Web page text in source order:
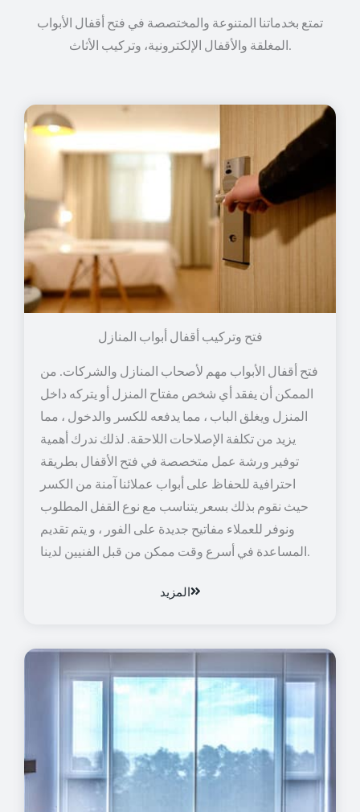
تمتع بخدماتنا المتنوعة والمختصصة في فتح أقفال الأبواب
فتح وتركيب أقفال أبواب المنازل
فتح أقفال الأبواب مهم لأصحاب المنازل والشركات. من
الممكن أن يفقد أي شخص مفتاح المنزل أو يتركه داخل
المنزل ويغلق الباب ، مما يدفعه للكسر والدخول ، مما
يزيد من تكلفة الإصلاحات اللاحقة. لذلك ندرك أهمية
توفير ورشة عمل متخصصة في فتح الأقفال بطريقة
احترافية للحفاظ على أبواب عملائنا آمنة من الكسر
حيث نقوم بذلك بسعر يتناسب مع نوع القفل المطلوب
ونوفر للعملاء مفاتيح جديدة على الفور ، و يتم تقديم
المساعدة في أسرع وقت ممكن من قبل الفنيين لدينا.
المزيد